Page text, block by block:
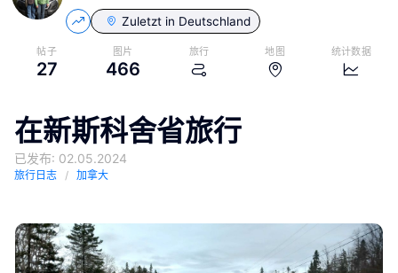
Zuletzt in Deutschland
帖子
27
图片
466
旅行 地图 统计数据
在新斯科舍省旅行
已发布: 02.05.2024
旅行日志 加拿大